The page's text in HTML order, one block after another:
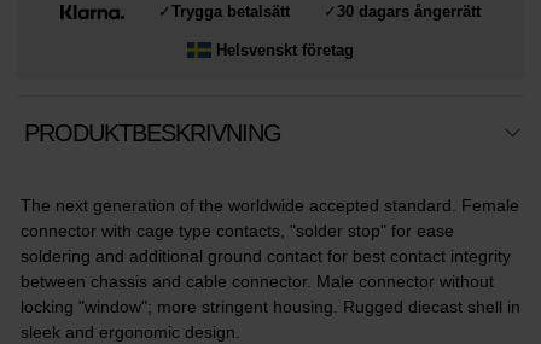
✓Trygga betalsätt ✓30 dagars ångerrätt
Helsvenskt företag
PRODUKTBESKRIVNING
The next generation of the worldwide accepted standard. Female
connector with cage type contacts, "solder stop" for ease
soldering and additional ground contact for best contact integrity
between chassis and cable connector. Male connector without
locking "window"; more stringent housing. Rugged diecast shell in
sleek and ergonomic design.